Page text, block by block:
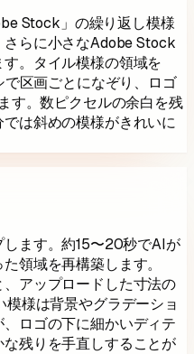
Stock」の繰り返し模様
さらに小さなAdobe Stock
。タイル模様の領域を
区画ごとになぞり、ロゴ
す。数ピクセルの余白を残
は斜めの模様がきれいに
します。約15〜20秒でAIが
領域を再構築します。
、アップロードした寸法の
様は背景やグラデーショ
ロゴの下に細かいディテ
残りを手直しすることが